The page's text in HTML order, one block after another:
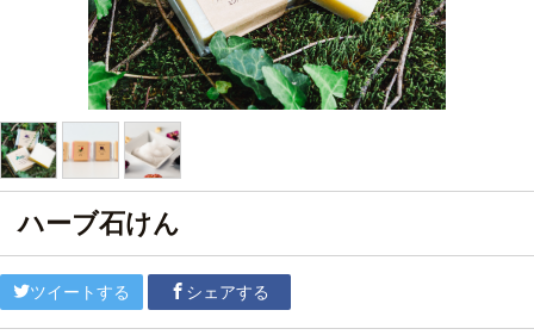
ハーブ石けん
ツイートする シェアする